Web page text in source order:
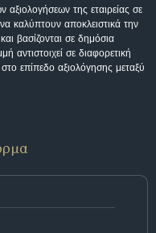
της εταιρείας σε
καλύπτουν αποκλειστικά την
βασίζονται σε δημόσια
αντιστοιχεί σε διαφορετική
επίπεδο αξιολόγησης μεταξύ